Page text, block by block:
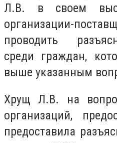
Л.В. в своем
организации-
проводить
среди граждан,
выше указанным
Хрущ Л.В. на
организаций,
предоставила